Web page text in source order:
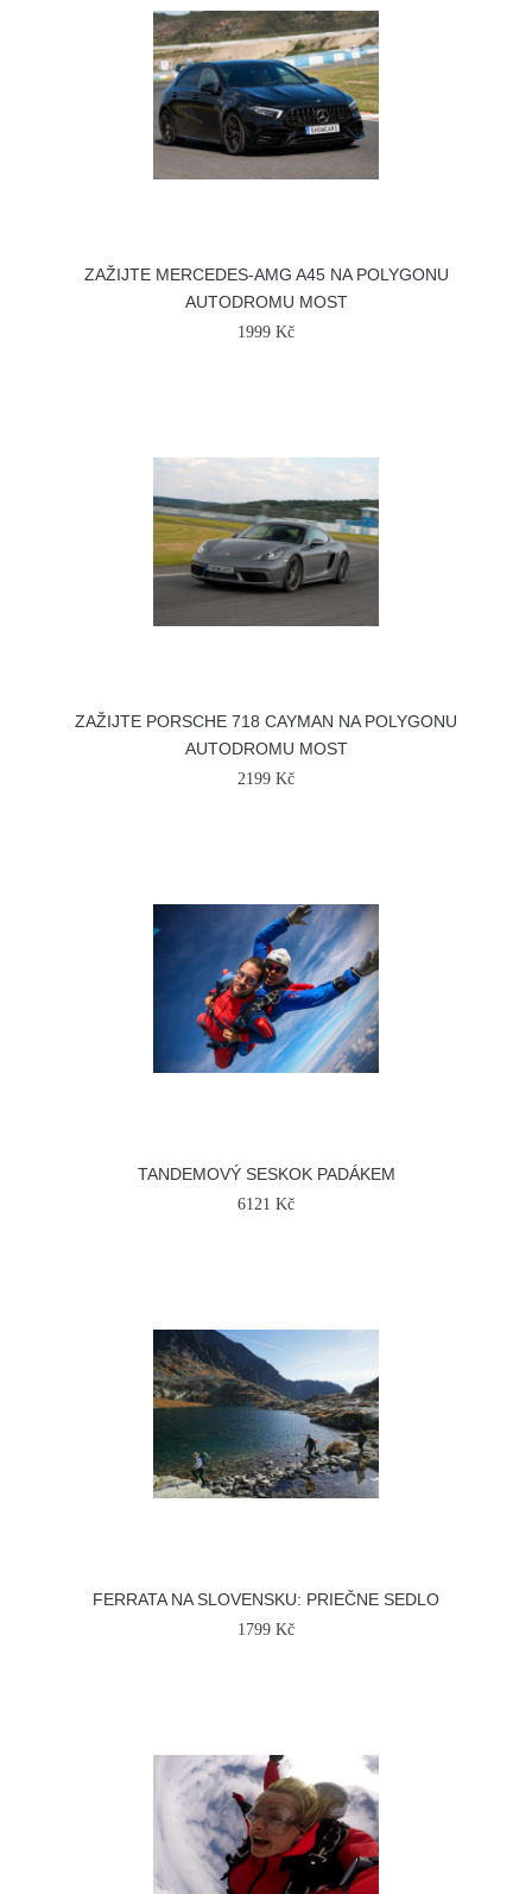
ZAŽIJTE MERCEDES-AMG A45 NA POLYGONU
AUTODROMU MOST
1999 Kč
ZAŽIJTE PORSCHE 718 CAYMAN NA POLYGONU
AUTODROMU MOST
2199 Kč
TANDEMOVÝ SESKOK PADÁKEM
6121 Kč
FERRATA NA SLOVENSKU: PRIEČNE SEDLO
1799 Kč